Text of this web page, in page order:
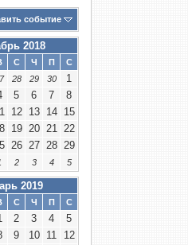
событие
2018
С Ч П
С
28 29 30 1
5 6 7 8
12 13 14 15
19 20 21 22
26 27 28 29
2 3 4 5
2019
С Ч П
С
2 3 4 5
9 10 11 12